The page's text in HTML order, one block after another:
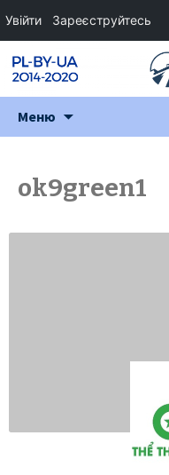
Меню
ok9green1
Увійти Зареєструйтесь